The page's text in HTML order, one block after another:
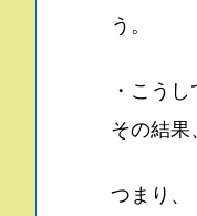
う。
・こう
その結果
つまり、